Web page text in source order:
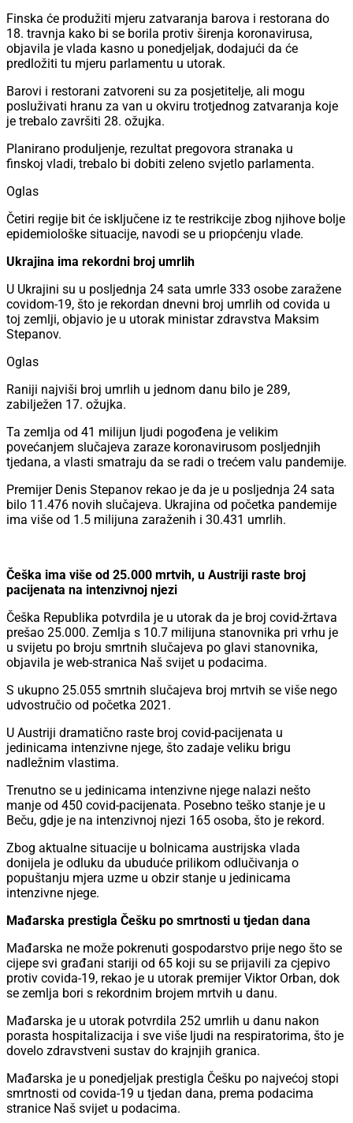
Finska će produžiti mjeru zatvaranja barova i restorana do
18. travnja kako bi se borila protiv širenja koronavirusa,
objavila je vlada kasno u ponedjeljak, dodajući da će
predložiti tu mjeru parlamentu u utorak.
Barovi i restorani zatvoreni su za posjetitelje, ali mogu
posluživati hranu za van u okviru trotjednog zatvaranja koje
je trebalo završiti 28. ožujka.
Planirano produljenje, rezultat pregovora stranaka u
finskoj vladi, trebalo bi dobiti zeleno svjetlo parlamenta.
Oglas
Četiri regije bit će isključene iz te restrikcije zbog njihove bolje
epidemiološke situacije, navodi se u priopćenju vlade.
Ukrajina ima rekordni broj umrlih
U Ukrajini su u posljednja 24 sata umrle 333 osobe zaražene
covidom-19, što je rekordan dnevni broj umrlih od covida u
toj zemlji, objavio je u utorak ministar zdravstva Maksim
Stepanov.
Oglas
Raniji najviši broj umrlih u jednom danu bilo je 289,
zabilježen 17. ožujka.
Ta zemlja od 41 milijun ljudi pogođena je velikim
povećanjem slučajeva zaraze koronavirusom posljednjih
tjedana, a vlasti smatraju da se radi o trećem valu pandemije.
Premijer Denis Stepanov rekao je da je u posljednja 24 sata
bilo 11.476 novih slučajeva. Ukrajina od početka pandemije
ima više od 1.5 milijuna zaraženih i 30.431 umrlih.
Češka ima više od 25.000 mrtvih, u Austriji raste broj
pacijenata na intenzivnoj njezi
Češka Republika potvrdila je u utorak da je broj covid-žrtava
prešao 25.000. Zemlja s 10.7 milijuna stanovnika pri vrhu je
u svijetu po broju smrtnih slučajeva po glavi stanovnika,
objavila je web-stranica Naš svijet u podacima.
S ukupno 25.055 smrtnih slučajeva broj mrtvih se više nego
udvostručio od početka 2021.
U Austriji dramatično raste broj covid-pacijenata u
jedinicama intenzivne njege, što zadaje veliku brigu
nadležnim vlastima.
Trenutno se u jedinicama intenzivne njege nalazi nešto
manje od 450 covid-pacijenata. Posebno teško stanje je u
Beču, gdje je na intenzivnoj njezi 165 osoba, što je rekord.
Zbog aktualne situacije u bolnicama austrijska vlada
donijela je odluku da ubuduće prilikom odlučivanja o
popuštanju mjera uzme u obzir stanje u jedinicama
intenzivne njege.
Mađarska prestigla Češku po smrtnosti u tjedan dana
Mađarska ne može pokrenuti gospodarstvo prije nego što se
cijepe svi građani stariji od 65 koji su se prijavili za cjepivo
protiv covida-19, rekao je u utorak premijer Viktor Orban, dok
se zemlja bori s rekordnim brojem mrtvih u danu.
Mađarska je u utorak potvrdila 252 umrlih u danu nakon
porasta hospitalizacija i sve više ljudi na respiratorima, što je
dovelo zdravstveni sustav do krajnjih granica.
Mađarska je u ponedjeljak prestigla Češku po najvećoj stopi
smrtnosti od covida-19 u tjedan dana, prema podacima
stranice Naš svijet u podacima.